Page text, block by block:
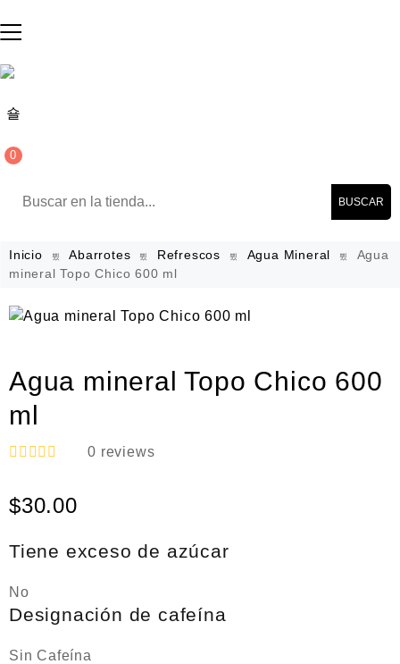
0
BUSCAR
Inicio Abarrotes Refrescos Agua Mineral
Agua
mineral Topo Chico 600 ml
Agua mineral Topo Chico 600
ml
l
o
a
d
e
n
0
e
0 reviews
$30.00
Tiene exceso de azúcar
No
Designación de cafeína
Sin Cafeína